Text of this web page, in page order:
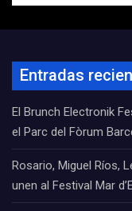
Entradas
El Brunch Electronik
el Parc del Fòrum
Rosario, Miguel Ríos,
unen al Festival Mar